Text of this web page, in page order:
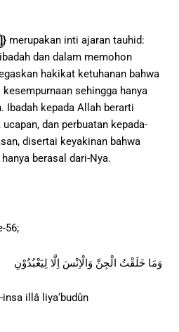
} merupakan inti ajaran tauhid:
dan dalam memohon
hakikat ketuhanan bahwa
sehingga hanya
Ibadah kepada Allah berarti
dan perbuatan kepada-
disertai keyakinan bahwa
berasal dari-Nya.
56;
illâ liya‘budûn